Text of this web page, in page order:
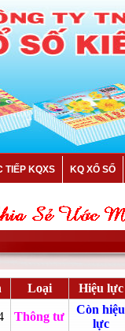
TIẾP KQXS KQ XỔ SỐ
Loại Hiệu lực
Thông tư
Còn hiệu
lực